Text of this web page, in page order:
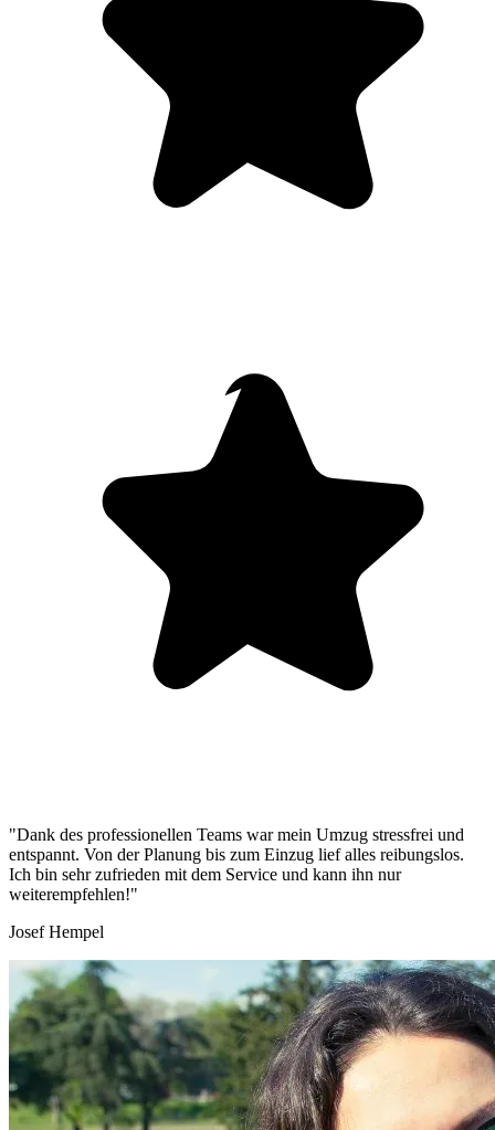
"Dank des professionellen Teams war mein Umzug stressfrei und
entspannt. Von der Planung bis zum Einzug lief alles reibungslos.
Ich bin sehr zufrieden mit dem Service und kann ihn nur
weiterempfehlen!"
Josef Hempel